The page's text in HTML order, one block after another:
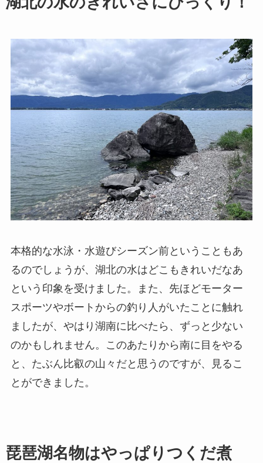
本格的な水泳・水遊びシーズン前ということもあ
るのでしょうが、湖北の水はどこもきれいだなあ
という印象を受けました。また、先ほどモーター
スポーツやボートからの釣り人がいたことに触れ
ましたが、やはり湖南に比べたら、ずっと少ない
のかもしれません。このあたりから南に目をやる
と、たぶん比叡の山々だと思うのですが、見るこ
とができました。
琵琶湖名物はやっぱりつくだ煮